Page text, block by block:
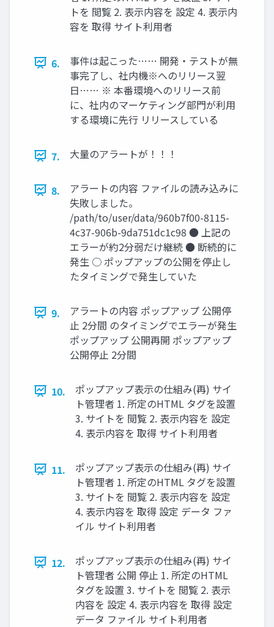
トを 閲覧 2. 表示内容を 設定 4. 表示内
容を 取得 サイト利用者
6.
事件は起こった…… 開発・テストが無
事完了し、社内機※へのリリース翌
日…… ※ 本番環境へのリリース前
に、社内のマーケティング部門が利用
する環境に先行 リリースしている
7. 大量のアラートが！！！
8.
アラートの内容 ファイルの読み込みに
失敗しました。
/path/to/user/data/960b7f00-8115-
4c37-906b-9da751dc1c98 ● 上記の
エラーが約2分弱だけ継続 ● 断続的に
発生 ○ ポップアップの公開を停止し
たタイミングで発生していた
9.
アラートの内容 ポップアップ 公開停
止 2分間 のタイミングでエラーが発生
ポップアップ 公開再開 ポップアップ
公開停止 2分間
10.
ポップアップ表示の仕組み(再) サイ
ト管理者 1. 所定のHTML タグを設置
3. サイトを 閲覧 2. 表示内容を 設定
4. 表示内容を 取得 サイト利用者
11.
ポップアップ表示の仕組み(再) サイ
ト管理者 1. 所定のHTML タグを設置
3. サイトを 閲覧 2. 表示内容を 設定
4. 表示内容を 取得 設定 データ ファ
イル サイト利用者
12.
ポップアップ表示の仕組み(再) サイ
ト管理者 公開 停止 1. 所定のHTML
タグを設置 3. サイトを 閲覧 2. 表示
内容を 設定 4. 表示内容を 取得 設定
データ ファイル サイト利用者